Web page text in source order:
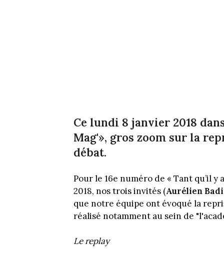
Ce lundi 8 janvier 2018
Mag'», gros zoom sur la
débat.
Pour le 16e numéro de « Tant qu’il y
2018, nos trois invités (Aurélien
que notre équipe ont évoqué la
réalisé notamment au sein de
Le replay